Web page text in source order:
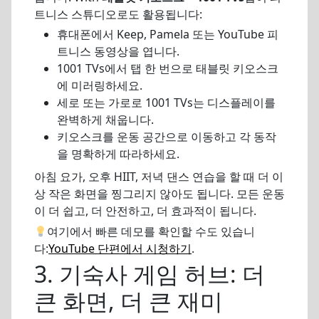
트니스 스튜디오로도 활용됩니다:
휴대폰에서 Keep, Pamela 또는 YouTube 피
트니스 동영상을 엽니다.
1001 TVs에서 탭 한 번으로 태블릿 키오스크
에 미러링하세요.
세로 또는 가로로 1001 TVs는 디스플레이를
완벽하게 채웁니다.
키오스크를 운동 공간으로 이동하고 각 동작
을 명확하게 따라하세요.
아침 요가, 오후 HIIT, 저녁 댄스 연습을 할 때 더 이
상 작은 화면을 찡그리지 않아도 됩니다. 모든 운동
이 더 쉽고, 더 안전하고, 더 효과적이 됩니다.
여기에서 빠른 데모를 확인할 수도 있습니
다:YouTube 단편에서 시청하기.
3. 기숙사 게임 허브: 더
큰 화면, 더 큰 재미